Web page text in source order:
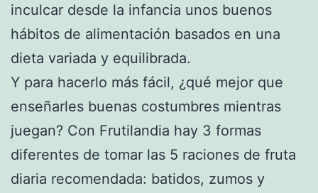
inculcar desde la infancia unos buenos
hábitos de alimentación basados en una
dieta variada y equilibrada.
Y para hacerlo más fácil, ¿qué mejor que
enseñarles buenas costumbres mientras
juegan? Con Frutilandia hay 3 formas
diferentes de tomar las 5 raciones de fruta
diaria recomendada: batidos, zumos y